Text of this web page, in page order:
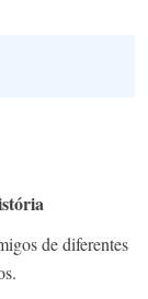
de diferentes